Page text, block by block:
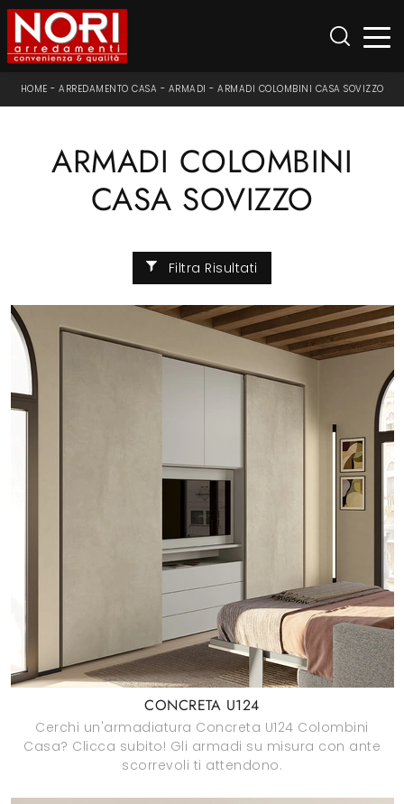
HOME - ARREDAMENTO CASA - ARMADI - ARMADI COLOMBINI CASA SOVIZZO
ARMADI COLOMBINI
CASA SOVIZZO
Filtra Risultati
CONCRETA U124
Cerchi un'armadiatura Concreta U124 Colombini
Casa? Clicca subito! Gli armadi su misura con ante
scorrevoli ti attendono.